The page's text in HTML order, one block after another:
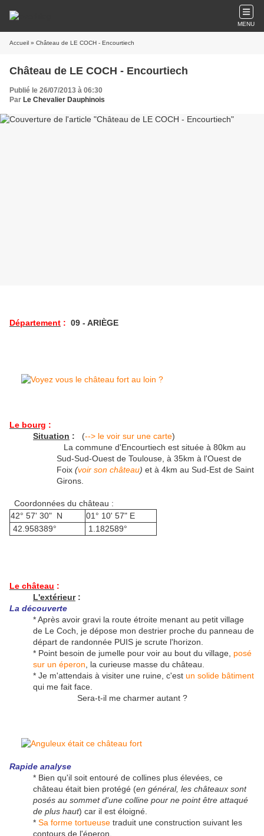
MENU
Accueil » Château de LE COCH - Encourtiech
Château de LE COCH - Encourtiech
Publié le 26/07/2013 à 06:30
Par Le Chevalier Dauphinois
Département : 09 - ARIÈGE
Le bourg :
Situation : (--> le voir sur une carte)
La commune d'Encourtiech est située à 80km au
Sud-Sud-Ouest de Toulouse, à 35km à l'Ouest de
Foix (voir son château) et à 4km au Sud-Est de Saint
Girons.
Coordonnées du château :
42° 57' 30" N
01° 10' 57" E
42.958389°
1.182589°
Le château :
L'extérieur:
La découverte
* Après avoir gravi la route étroite menant au petit village
de Le Coch, je dépose mon destrier proche du panneau de
départ de randonnée PUIS je scrute l'horizon.
* Point besoin de jumelle pour voir au bout du village, posé
sur un éperon , la curieuse masse du château.
* Je m'attendais à visiter une ruine, c'est un solide bâtiment
qui me fait face.
Sera-t-il me charmer autant ?
Rapide analyse
* Bien qu'il soit entouré de collines plus élevées, ce
château était bien protégé (en général, les châteaux sont
posés au sommet d'une colline pour ne point être attaqué
de plus haut) car il est éloigné.
* Sa forme tortueuse traduit une construction suivant les
contours de l'éperon.